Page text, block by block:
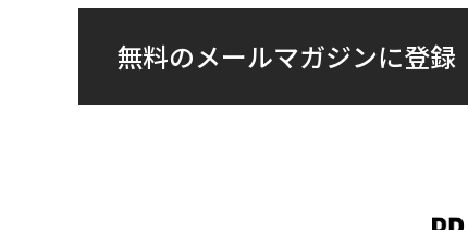
無料のメールマガジンに登録